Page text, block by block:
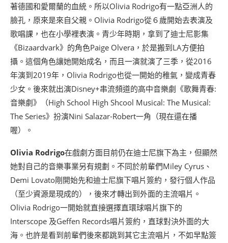
著德國和愛爾蘭的血統。所以Olivia Rodrigo有一點亞洲人的
臉孔，原來是來自父親。Olivia Rodrigo從６歲開始去表演及
歌唱課，也在小學裡表演。青少年時期，拿到了迪士尼影集
《Bizaardvark》的角色Paige Olvera，於是搬到LA方便拍
攝。這個角色讓她開始成名，而且一演就演了三季，從2016
年演到2019年，Olivia Rodrigo也從一開始的稚氣，變成青春
少女。後來就出演Disney+串流頻道的高中音樂劇《歌舞青春:
音樂劇》（High School High Shcool Musical: The Musical:
The Series》扮演Nini Salazar-Robert一角（現在還在播
喔）。
Olivia Rodrigo在戲劇方面目前仍在迪士尼旗下為主，但顯然
她對自己的音樂事業另有規劃。不同於前輩們Miley Cyrus、
Demi Lovato剛開始先和迪士尼旗下唱片簽約，發行個人作品
（至少資源是現成的），後來才轉出到外面的主流唱片。
Olivia Rodrigo一開始就直接選擇直環球唱片旗下的
Interscope 及Geffen Records唱片簽約，直球對決外面的大
海。也許是看到前輩們後來都跳到其它主流唱片，不如早點簽